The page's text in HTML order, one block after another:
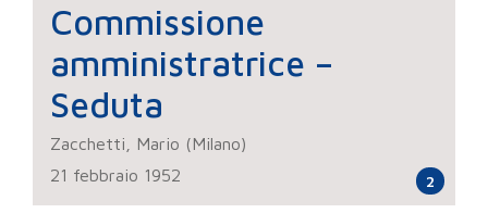
Commissione
amministratrice –
Seduta
Zacchetti, Mario (Milano)
21 febbraio 1952
2